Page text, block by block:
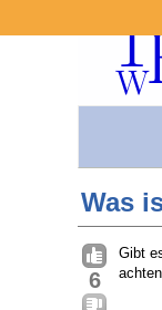
Was
6
Gibt